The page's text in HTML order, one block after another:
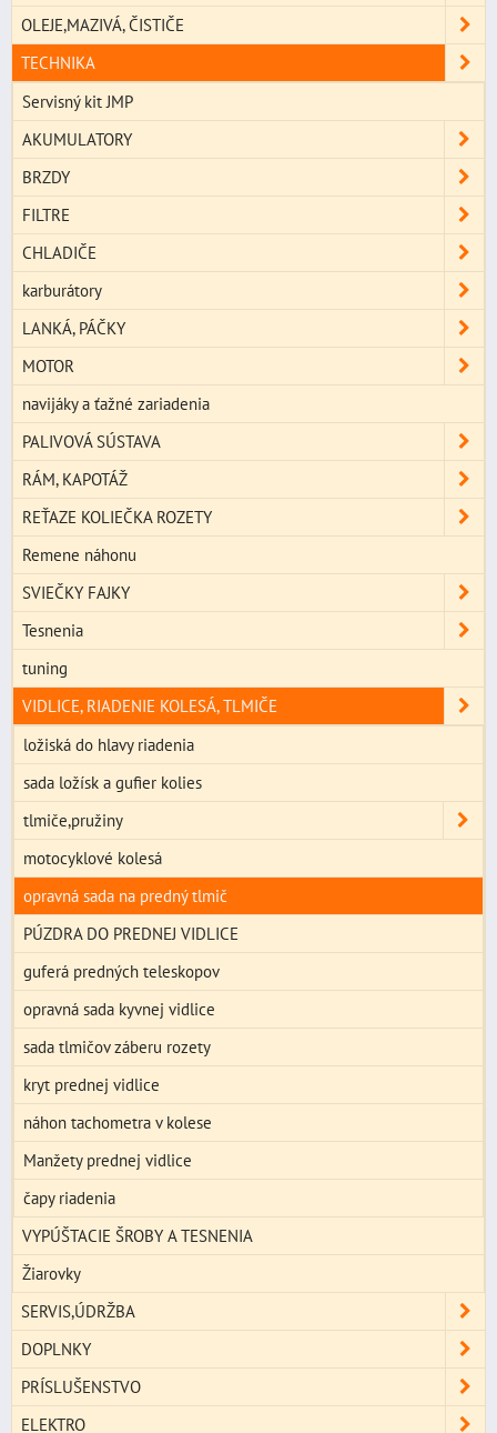
OLEJE,MAZIVÁ, ČISTIČE
TECHNIKA
Servisný kit JMP
AKUMULATORY
BRZDY
FILTRE
CHLADIČE
karburátory
LANKÁ, PÁČKY
MOTOR
navijáky a ťažné zariadenia
PALIVOVÁ SÚSTAVA
RÁM, KAPOTÁŽ
REŤAZE KOLIEČKA ROZETY
Remene náhonu
SVIEČKY FAJKY
Tesnenia
tuning
VIDLICE, RIADENIE KOLESÁ, TLMIČE
ložiská do hlavy riadenia
sada ložísk a gufier kolies
tlmiče,pružiny
motocyklové kolesá
opravná sada na predný tlmič
PÚZDRA DO PREDNEJ VIDLICE
guferá predných teleskopov
opravná sada kyvnej vidlice
sada tlmičov záberu rozety
kryt prednej vidlice
náhon tachometra v kolese
Manžety prednej vidlice
čapy riadenia
VYPÚŠTACIE ŠROBY A TESNENIA
Žiarovky
SERVIS,ÚDRŽBA
DOPLNKY
PRÍSLUŠENSTVO
ELEKTRO